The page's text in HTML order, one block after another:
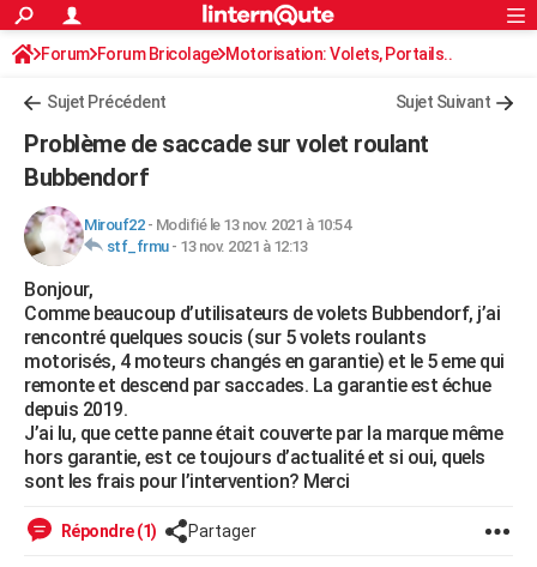
ACTUALITÉS
Politique
Société
Faits Divers
Education
Monde
Villes
+
Programme TV
TNTStreaming
Cinéma
Sorties cinéma
Musique
+FINANCE
Retraite
Impôts
Epargne
Immobilier
Risques naturels par ville
Banque
Assurance
Crédit
AUTO
Essais
Réserver un essai
Citadines
Berlines
SUV
Forum auto
HIGH-TECH
Mobiles
Meilleur smartphone
Internet
Ordinateurs
Jeux vidéo
Guide high-tech
+BRICOLAGE
Forum
Aménagement intérieur
Extérieur
Cuisine
Salle de bains
Jardinage
Rangement
WEEK-END
Guides de France
Escapades
Patrimoine
Expositions
Musées
Week-end nature
+LIFESTYLE
Art de vivre
Bien-être
Loisirs
Mode
Modes de vie
SANTE
VOYAGE
Rechercher
S'inscrire
Connexion
Forum Forum Bricolage Motorisation: Volets, Portails..
Sujet Précédent Sujet Suivant
Problème de saccade sur volet roulant
Bubbendorf
Mirouf22- Modifié le 13 nov. 2021 à 10:54
stf_frmu- 13 nov. 2021 à 12:13
Bonjour,
Comme beaucoup d’utilisateurs de volets Bubbendorf, j’ai
rencontré quelques soucis (sur 5 volets roulants
motorisés, 4 moteurs changés en garantie) et le 5 eme qui
remonte et descend par saccades. La garantie est échue
depuis 2019.
J’ai lu, que cette panne était couverte par la marque même
hors garantie, est ce toujours d’actualité et si oui, quels
sont les frais pour l’intervention? Merci
Répondre (1) Partager